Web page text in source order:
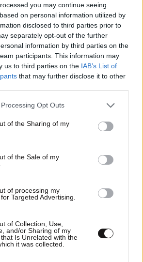
you may continue seeing
on personal information utilized by
disclosed to third parties prior to
separately opt-out of the further
information by third parties on the
participants. This information may
us to third parties on the IAB’s List of
that may further disclose it to other
website/app uses one or more Google
or usage behaviour. You may click to
to Google and its third-party tags to
specified purposes in below Google
Opt Outs
of the Sharing of my
of the Sale of my
of processing my
Targeted Advertising.
of Collection, Use,
and/or Sharing of my
Is Unrelated with the
it was collected.